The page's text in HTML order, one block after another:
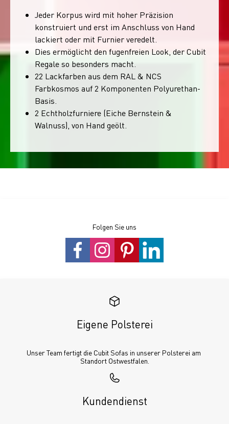
Jeder Korpus wird mit hoher Präzision
konstruiert und erst im Anschluss von Hand
lackiert oder mit Furnier veredelt.
Dies ermöglicht den fugenfreien Look, der Cubit
Regale so besonders macht.
22 Lackfarben aus dem RAL & NCS
Farbkosmos auf 2 Komponenten Polyurethan-
Basis.
2 Echtholzfurniere (Eiche Bernstein &
Walnuss), von Hand geölt.
Folgen Sie uns
Eigene Polsterei
Unser Team fertigt die Cubit Sofas in unserer Polsterei am
Standort Ostwestfalen.
Kundendienst